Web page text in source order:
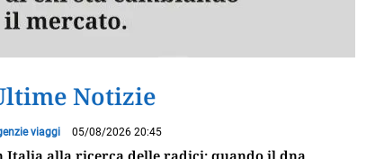
Notizie
viaggi 05/08/2026 20:45
Italia alla ricerca delle radici: quando il dna